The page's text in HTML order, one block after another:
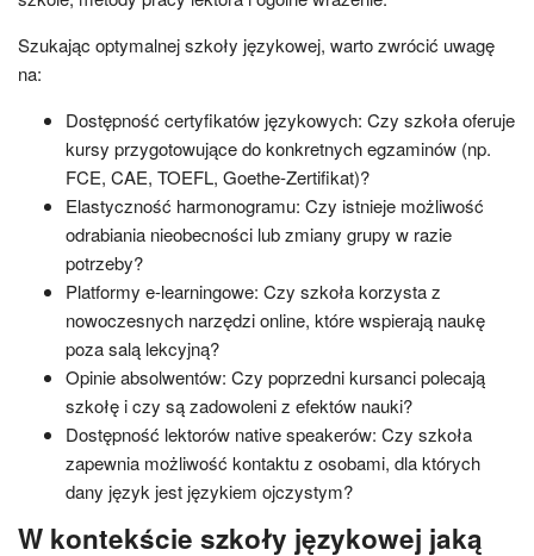
Szukając optymalnej szkoły językowej, warto zwrócić uwagę
na:
Dostępność certyfikatów językowych: Czy szkoła oferuje
kursy przygotowujące do konkretnych egzaminów (np.
FCE, CAE, TOEFL, Goethe-Zertifikat)?
Elastyczność harmonogramu: Czy istnieje możliwość
odrabiania nieobecności lub zmiany grupy w razie
potrzeby?
Platformy e-learningowe: Czy szkoła korzysta z
nowoczesnych narzędzi online, które wspierają naukę
poza salą lekcyjną?
Opinie absolwentów: Czy poprzedni kursanci polecają
szkołę i czy są zadowoleni z efektów nauki?
Dostępność lektorów native speakerów: Czy szkoła
zapewnia możliwość kontaktu z osobami, dla których
dany język jest językiem ojczystym?
W kontekście szkoły językowej jaką